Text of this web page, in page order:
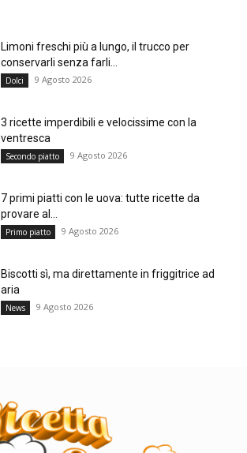
Limoni freschi più a lungo, il trucco per
conservarli senza farli...
Dolci 9 Agosto 2026
3 ricette imperdibili e velocissime con la
ventresca
Secondo piatto 9 Agosto 2026
7 primi piatti con le uova: tutte ricette da
provare al...
Primo piatto 9 Agosto 2026
Biscotti sì, ma direttamente in friggitrice ad
aria
News 9 Agosto 2026